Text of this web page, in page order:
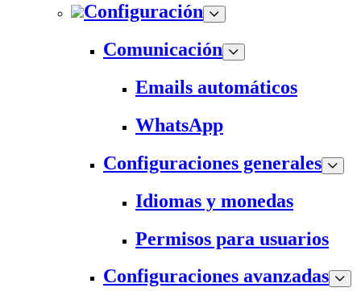
Configuración
Comunicación
Emails automáticos
WhatsApp
Configuraciones generales
Idiomas y monedas
Permisos para usuarios
Configuraciones avanzadas